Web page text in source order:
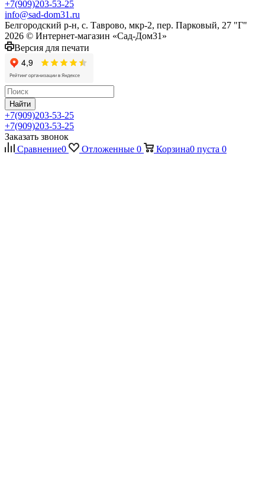
+7(909)203-53-25
info@sad-dom31.ru
Белгородский р-н, с. Таврово, мкр-2, пер. Парковый, 27 "Г"
2026 © Интернет-магазин «Сад-Дом31»
Версия для печати
Найти
+7(909)203-53-25
+7(909)203-53-25
Заказать звонок
Сравнение0 Отложенные 0 Корзина0 пуста 0